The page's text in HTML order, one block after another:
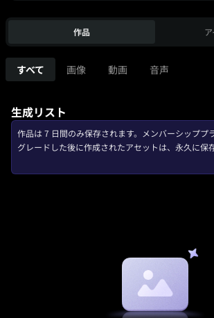
作品
すべて 画像 動画 音声
生成リスト
作品は 7 日間のみ保存されます。メンバーシッププ
グレードした後に作成されたアセットは、永久に保